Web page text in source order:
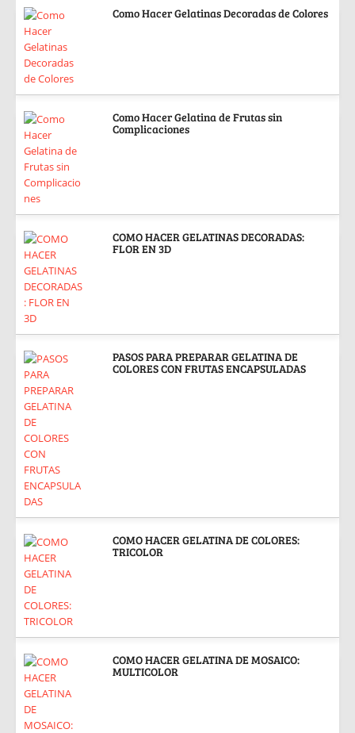
Como Hacer Gelatinas Decoradas de Colores
Como Hacer Gelatina de Frutas sin
Complicaciones
COMO HACER GELATINAS DECORADAS:
FLOR EN 3D
PASOS PARA PREPARAR GELATINA DE
COLORES CON FRUTAS ENCAPSULADAS
COMO HACER GELATINA DE COLORES:
TRICOLOR
COMO HACER GELATINA DE MOSAICO:
MULTICOLOR